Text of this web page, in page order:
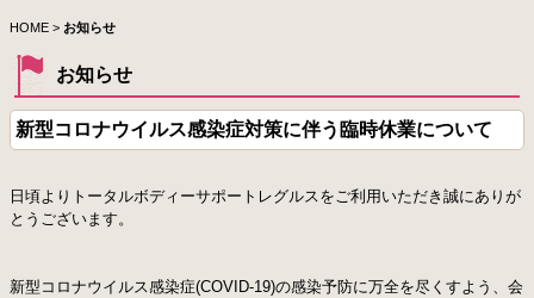
HOME
ジュニアコース
アプローチ克服コース
バンカー＆パター攻略コース
HOME > お知らせ
お知らせ
新型コロナウイルス感染症対策に伴う臨時休業について
日頃よりトータルボディーサポートレグルスをご利用いただき誠にありが
とうございます。
新型コロナウイルス感染症(COVID-19)の感染予防に万全を尽くすよう、会